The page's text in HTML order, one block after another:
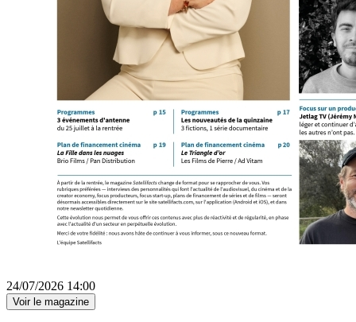
24/07/2026 14:00
Voir le magazine